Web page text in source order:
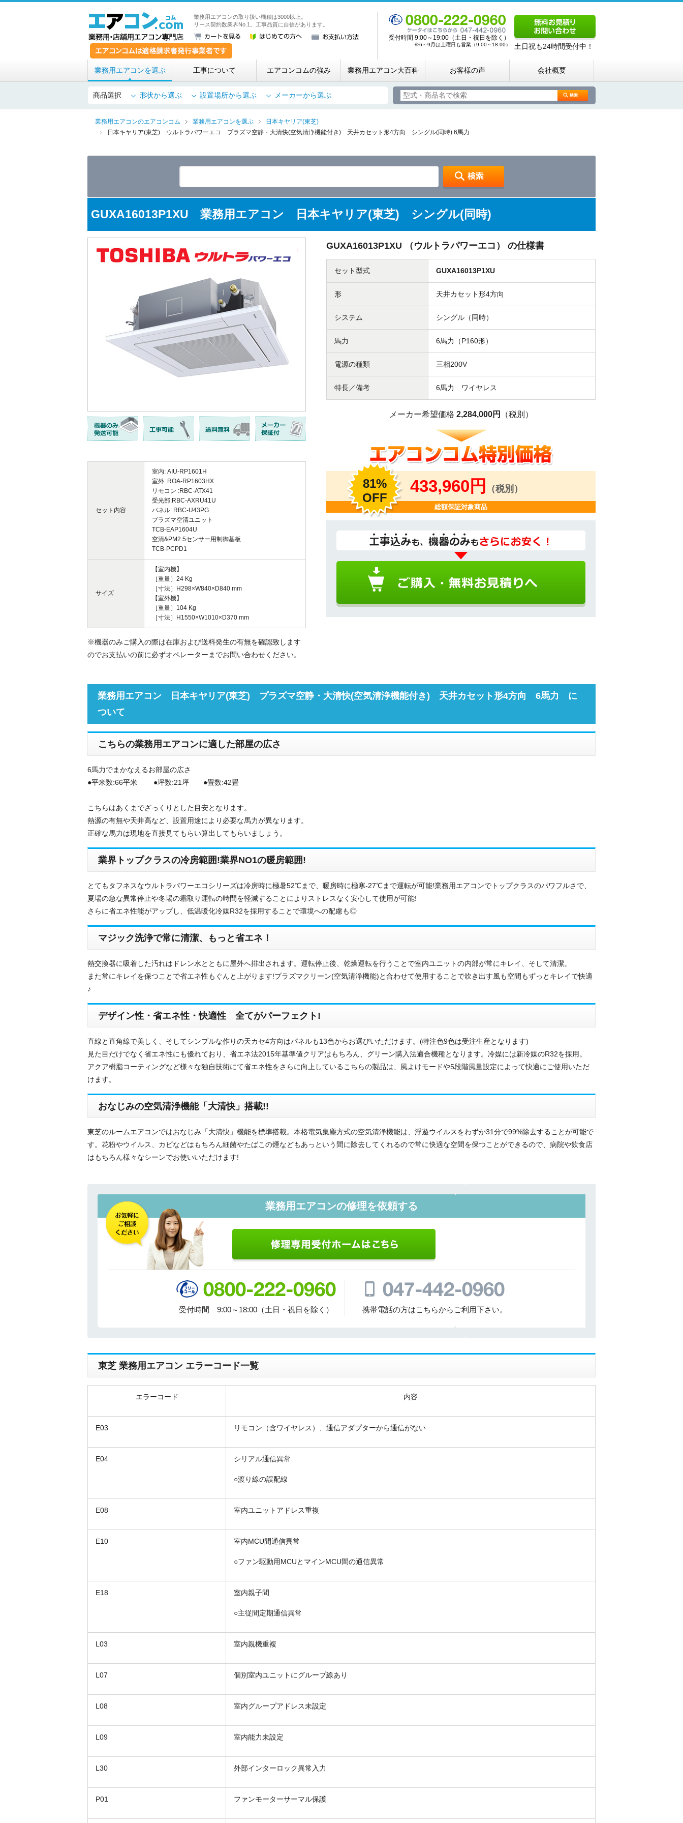
業務用・店舗用エアコン専門店 エアコンコム
業務用エアコンの取り扱い機種は3000以上。
リース契約数業界No.1。工事品質に自信があります。
受付時間 9:00～19:00（土日・祝日を除く）
※6～9月は土曜日も営業（9:00～18:00） 土日祝も24時間受付中！
業務用エアコンを選ぶ 工事について エアコンコムの強み 業務用エアコン大百科 お客様の声 会社概要
商品選択 形状から選ぶ 設置場所から選ぶ メーカーから選ぶ
業務用エアコンのエアコンコム 業務用エアコンを選ぶ
日本キヤリア(東芝)
日本キヤリア(東芝) ウルトラパワーエコ プラズマ空静・大清快(空気清浄機能付き) 天井カセット形4方向 シングル(同時) 6馬力
GUXA16013P1XU 業務用エアコン 日本キヤリア(東芝) シングル(同時)
セット内容
室内: AIU-RP1601H
室外: ROA-RP1603HX
リモコン :RBC-ATX41
受光部:RBC-AXRU41U
パネル: RBC-U43PG
プラズマ空清ユニット
TCB-EAP1604U
空清&PM2.5センサー用制御基板
TCB-PCPD1
サイズ
【室内機】
［重量］24 Kg
［寸法］H298×W840×D840 mm
【室外機】
［重量］104 Kg
［寸法］H1550×W1010×D370 mm
※機器のみご購入の際は在庫および送料発生の有無を確認致します
のでお支払いの前に必ずオペレーターまでお問い合わせください。
GUXA16013P1XU （ウルトラパワーエコ） の仕様書
セット型式 GUXA16013P1XU
形 天井カセット形4方向
システム シングル（同時）
馬力 6馬力（P160形）
電源の種類 三相200V
特長／備考 6馬力 ワイヤレス
メーカー希望価格 2,284,000円 （税別）
81%
OFF
433,960円 （税別）
総額保証対象商品
業務用エアコン 日本キヤリア(東芝) プラズマ空静・大清快(空気清浄機能付き) 天井カセット形4方向 6馬力 に
ついて
こちらの業務用エアコンに適した部屋の広さ
6馬力でまかなえるお部屋の広さ
●平米数:66平米 ●坪数:21坪 ●畳数:42畳
こちらはあくまでざっくりとした目安となります。
熱源の有無や天井高など、設置用途により必要な馬力が異なります。
正確な馬力は現地を直接見てもらい算出してもらいましょう。
業界トップクラスの冷房範囲!業界NO1の暖房範囲!
とてもタフネスなウルトラパワーエコシリーズは冷房時に極暑52℃まで、暖房時に極寒-27℃まで運転が可能!業務用エアコンでトップクラスのパワフルさで、
夏場の急な異常停止や冬場の霜取り運転の時間を軽減することによりストレスなく安心して使用が可能!
さらに省エネ性能がアップし、低温暖化冷媒R32を採用することで環境への配慮も◎
マジック洗浄で常に清潔、もっと省エネ！
熱交換器に吸着した汚れはドレン水とともに屋外へ排出されます。運転停止後、乾燥運転を行うことで室内ユニットの内部が常にキレイ、そして清潔。
また常にキレイを保つことで省エネ性もぐんと上がります!プラズマクリーン(空気清浄機能)と合わせて使用することで吹き出す風も空間もずっとキレイで快適
♪
デザイン性・省エネ性・快適性 全てがパーフェクト!
直線と直角線で美しく、そしてシンプルな作りの天カセ4方向はパネルも13色からお選びいただけます。(特注色9色は受注生産となります)
見た目だけでなく省エネ性にも優れており、省エネ法2015年基準値クリアはもちろん、グリーン購入法適合機種となります。冷媒には新冷媒のR32を採用。
アクア樹脂コーティングなど様々な独自技術にて省エネ性をさらに向上しているこちらの製品は、風よけモードや5段階風量設定によって快適にご使用いただ
けます。
おなじみの空気清浄機能「大清快」搭載!!
東芝のルームエアコンではおなじみ「大清快」機能を標準搭載。本格電気集塵方式の空気清浄機能は、浮遊ウイルスをわずか31分で99%除去することが可能で
す。花粉やウイルス、カビなどはもちろん細菌やたばこの煙などもあっという間に除去してくれるので常に快適な空間を保つことができるので、病院や飲食店
はもちろん様々なシーンでお使いいただけます!
業務用エアコンの修理を依頼する
受付時間 9:00～18:00（土日・祝日を除く） 携帯電話の方はこちらからご利用下さい。
東芝 業務用エアコン エラーコード一覧
エラーコード 内容
E03 リモコン（含ワイヤレス）、通信アダプターから通信がない
E04 シリアル通信異常
○渡り線の誤配線
E08 室内ユニットアドレス重複
E10 室内MCU間通信異常
○ファン駆動用MCUとマインMCU間の通信異常
E18 室内親子間
○主従間定期通信異常
L03 室内親機重複
L07 個別室内ユニットにグループ線あり
L08 室内グループアドレス未設定
L09 室内能力未設定
L30 外部インターロック異常入力
P01 ファンモーターサーマル保護
お名前
お問合せ内容
(ご選択ください)
工事お見積り依頼
機器お見積り依頼
ご相談
メッセージ
送信する